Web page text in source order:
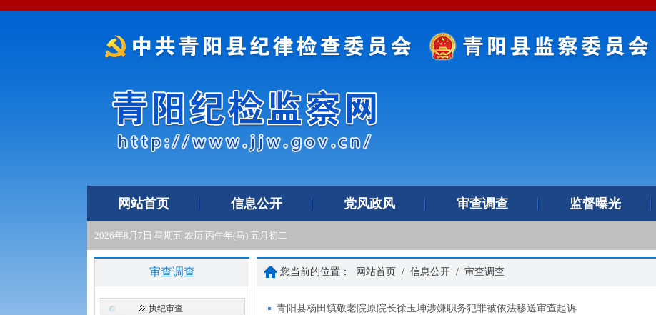
网站首页 信息公开 党风政风 审查调查 监督曝光
2026年8月7日 星期五 农历 丙午年(马) 五月初二
审查调查
执纪审查
您当前的位置： 网站首页 / 信息公开 / 审查调查
青阳县杨田镇敬老院原院长徐玉坤涉嫌职务犯罪被依法移送审查起诉